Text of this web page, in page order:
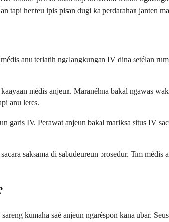
tapi henteu ipis pisan dugi ka perdarahan janten
anu terlatih ngalangkungan IV dina setélan
médis anjeun. Maranéhna bakal ngawas
anu leres.
garis IV. Perawat anjeun bakal mariksa situs IV
saksama di sabudeureun prosedur. Tim
kumaha saé anjeun ngaréspon kana ubar.